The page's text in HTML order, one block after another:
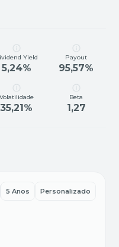
Yield
5,24%
Payout
95,57%
Volatilidade
35,21%
Beta
1,27
5 Anos Personalizado